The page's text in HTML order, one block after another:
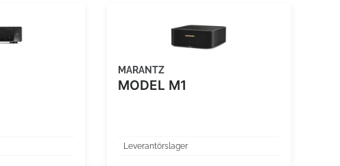
MARANTZ
MODEL M1
Leverantörslager